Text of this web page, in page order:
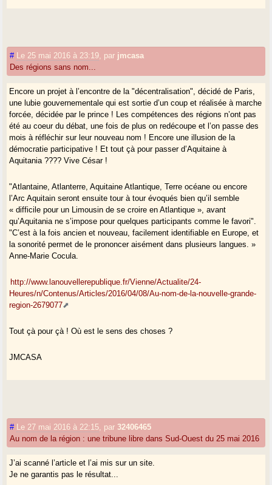
# Le 25 mai 2016 à 23:19 par jmcasa
Des régions sans nom...
Encore un projet à l’encontre de la "décentralisation", décidé de Paris,
une lubie gouvernementale qui est sortie d’un coup et réalisée à marche
forcée, décidée par le prince ! Les compétences des régions n’ont pas
été au coeur du débat, une fois de plus on redécoupe et l’on passe des
mois à réfléchir sur leur nouveau nom ! Encore une illusion de la
démocratie participative ! Et tout çà pour passer d’Aquitaine à
Aquitania ???? Vive César !
"Atlantaine, Atlanterre, Aquitaine Atlantique, Terre océane ou encore
l’Arc Aquitain seront ensuite tour à tour évoqués bien qu’il semble
« difficile pour un Limousin de se croire en Atlantique », avant
qu’Aquitania ne s’impose pour quelques participants comme le favori".
"C’est à la fois ancien et nouveau, facilement identifiable en Europe, et
la sonorité permet de le prononcer aisément dans plusieurs langues. »
Anne-Marie Cocula.
http://www.lanouvellerepublique.fr/Vienne/Actualite/24-
Heures/n/Contenus/Articles/2016/04/08/Au-nom-de-la-nouvelle-grande-
region-2679077
Tout çà pour çà ! Où est le sens des choses ?
JMCASA
# Le 27 mai 2016 à 22:15 par32406465
Au nom de la région : une tribune libre dans Sud-Ouest du 25 mai 2016
J’ai scanné l’article et l’ai mis sur un site.
Je ne garantis pas le résultat...